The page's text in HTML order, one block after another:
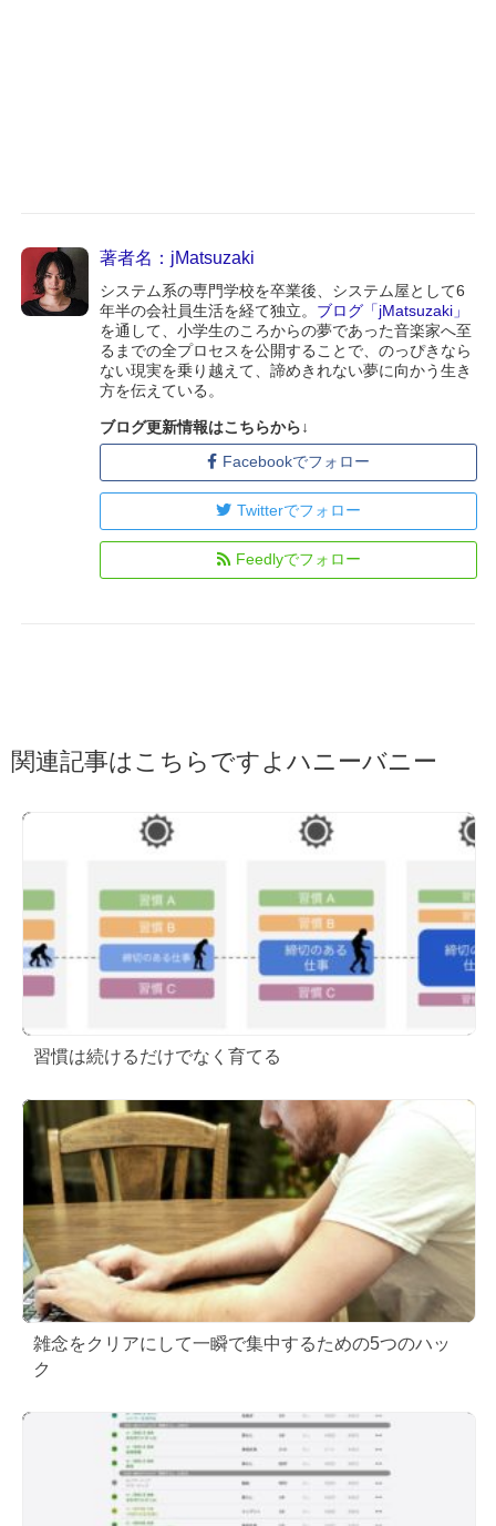
著者名：jMatsuzaki
システム系の専門学校を卒業後、システム屋として6
年半の会社員生活を経て独立。 ブログ「jMatsuzaki」
を通して、小学生のころからの夢であった音楽家へ至
るまでの全プロセスを公開することで、のっぴきなら
ない現実を乗り越えて、諦めきれない夢に向かう生き
方を伝えている。
ブログ更新情報はこちらから↓
Facebookでフォロー
Twitterでフォロー
Feedlyでフォロー
関連記事はこちらですよハニーバニー
習慣は続けるだけでなく育てる
雑念をクリアにして一瞬で集中するための5つのハッ
ク